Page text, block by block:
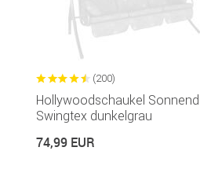
(200)
Hollywoodschaukel
Swingtex dunkelgrau
74,99 EUR